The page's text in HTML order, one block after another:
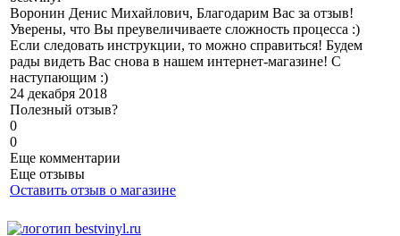
Воронин Денис Михайлович, Благодарим Вас за отзыв!
Уверены, что Вы преувеличиваете сложность процесса :)
Если следовать инструкции, то можно справиться! Будем
рады видеть Вас снова в нашем интернет-магазине! С
наступающим :)
24 декабря 2018
Полезный отзыв?
0
0
Еще комментарии
Еще отзывы
Оставить отзыв о магазине